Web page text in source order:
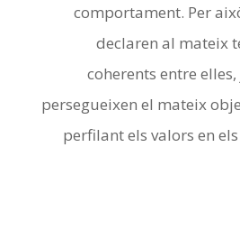
comportament. Per
declaren al mateix
coherents entre
persegueixen el mateix
perfilant els valors en els